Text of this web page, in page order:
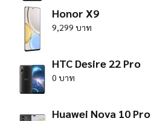
Honor X9
9,299 บาท
HTC Desire 22 Pro
0 บาท
Huawei Nova 10 Pro